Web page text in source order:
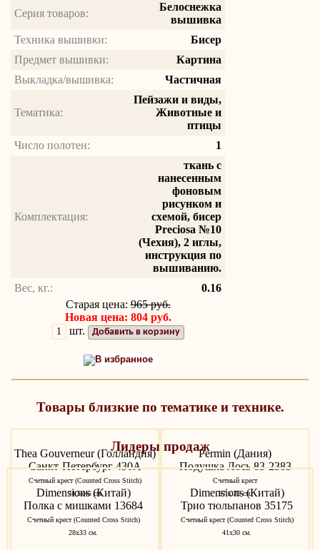
Серия товаров:
Белоснежка
вышивка
Техника вышивки:
Бисер
Предмет вышивки:
Картина
Выкладка/вышивка:
Частичная
Тематика:
Пейзажи и виды,
Животные и
птицы
Число полотен:
1
Комплектация:
ткань с
нанесенным
фоновым
рисунком и
схемой, бисер
Preciosa №10
(Чехия), 2 иглы,
инструкция по
вышиванию.
Вес, кг.:
0.16
Старая цена:965 руб.
Новая цена: 804 руб.
шт.
Добавить в корзину
В избранное
Товары близкие по тематике и технике.
Thea Gouverneur (Голландия)
Санкт-Петербург 430A
Счетный крест (Counted Cross Stitch)
74,5х45 см.
Permin (Дания)
Подушка Лось 83-2383
Счетный крест
57 х 35 см.
Лидеры продаж
Dimensions (Китай)
Полка с мишками 13684
Счетный крест (Counted Cross Stitch)
28x33 см.
Dimensions (Китай)
Трио тюльпанов 35175
Счетный крест (Counted Cross Stitch)
41x30 см.